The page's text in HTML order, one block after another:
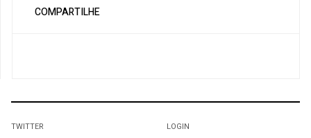
COMPARTILHE
TWITTER
LOGIN